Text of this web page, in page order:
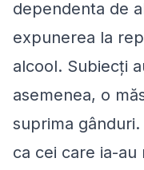
dependenta de
expunerea la
alcool. Subiecți
asemenea, o
suprima
ca cei care ia-